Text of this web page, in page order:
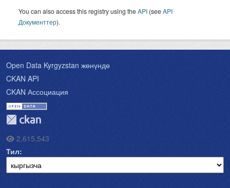
You can also access this registry using theAPI (seeAPI
Документтер).
Open Data Kyrgyzstan жөнүндө
CKAN API
CKAN Ассоциация
2,615,543
Тил